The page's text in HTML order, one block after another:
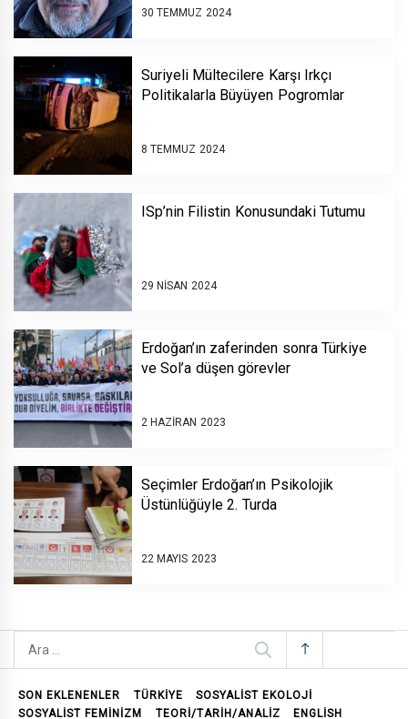
30 TEMMUZ 2024
Suriyeli Mültecilere Karşı Irkçı
Politikalarla Büyüyen Pogromlar
8 TEMMUZ 2024
ISp’nin Filistin Konusundaki Tutumu
29 NISAN 2024
Erdoğan’ın zaferinden sonra Türkiye
ve Sol’a düşen görevler
2 HAZIRAN 2023
Seçimler Erdoğan’ın Psikolojik
Üstünlüğüyle 2. Turda
22 MAYIS 2023
Arama:
SON EKLENENLER TÜRKİYE
SOSYALIST EKOLOJI
SOSYALIST FEMINIZM
TEORI/TARIH/ANALIZ ENGLISH